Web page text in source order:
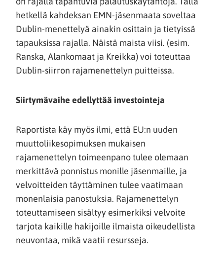
hetkellä kahdeksan EMN-jäsenmaata soveltaa
Dublin-menettelyä ainakin osittain ja tietyissä
tapauksissa rajalla. Näistä maista viisi. (esim.
Ranska, Alankomaat ja Kreikka) voi toteuttaa
Dublin-siirron rajamenettelyn puitteissa.
Siirtymävaihe edellyttää investointeja
Raportista käy myös ilmi, että EU:n uuden
muuttoliikesopimuksen mukaisen
rajamenettelyn toimeenpano tulee olemaan
merkittävä ponnistus monille jäsenmaille, ja
velvoitteiden täyttäminen tulee vaatimaan
monenlaisia panostuksia. Rajamenettelyn
toteuttamiseen sisältyy esimerkiksi velvoite
tarjota kaikille hakijoille ilmaista oikeudellista
neuvontaa, mikä vaatii resursseja.